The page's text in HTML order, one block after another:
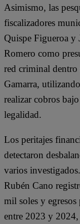
Asimismo, las
fiscalizadores
Quispe Figueroa y
Romero como
red criminal dentro
Gamarra,
realizar cobros
legalidad.
Los peritajes
detectaron
varios
Rubén Cano
mil soles y
entre 2023 y